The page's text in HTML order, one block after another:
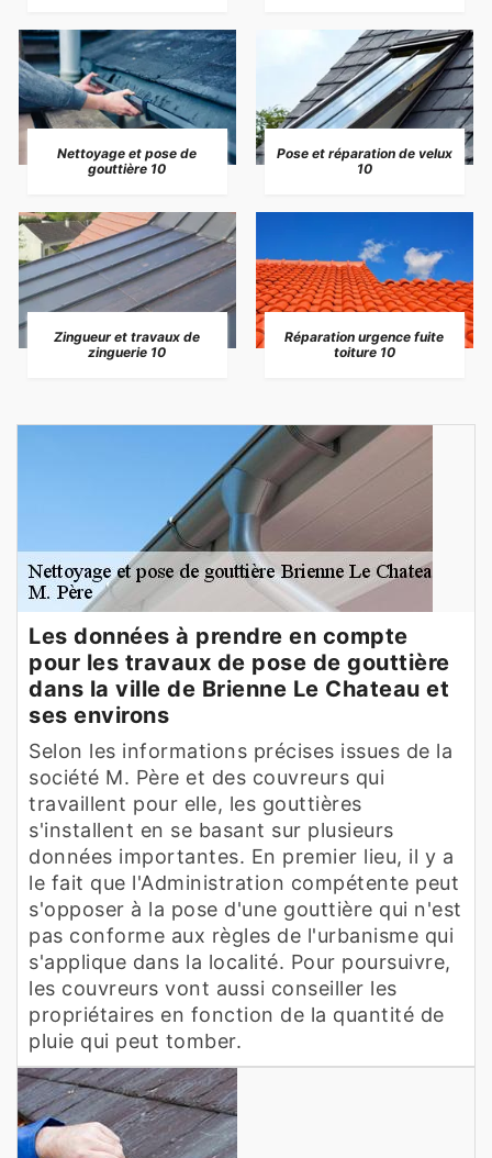
Nettoyage et pose de
gouttière 10
Pose et réparation de velux
10
Zingueur et travaux de
zinguerie 10
Réparation urgence fuite
toiture 10
Les données à prendre en compte
pour les travaux de pose de gouttière
dans la ville de Brienne Le Chateau et
ses environs
Selon les informations précises issues de la
société M. Père et des couvreurs qui
travaillent pour elle, les gouttières
s'installent en se basant sur plusieurs
données importantes. En premier lieu, il y a
le fait que l'Administration compétente peut
s'opposer à la pose d'une gouttière qui n'est
pas conforme aux règles de l'urbanisme qui
s'applique dans la localité. Pour poursuivre,
les couvreurs vont aussi conseiller les
propriétaires en fonction de la quantité de
pluie qui peut tomber.